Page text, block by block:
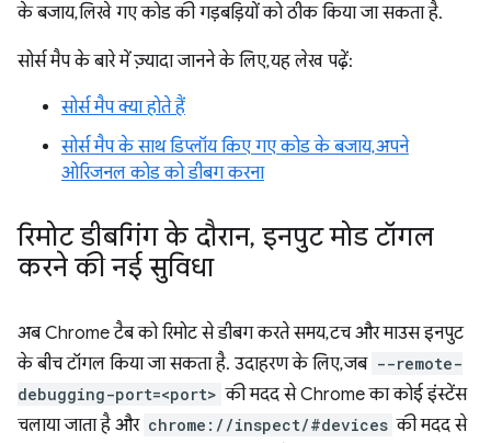
के बजाय, लिखे गए कोड की गड़बड़ियों को ठीक किया जा सकता है.
सोर्स मैप के बारे में ज़्यादा जानने के लिए, यह लेख पढ़ें:
सोर्स मैप क्या होते हैं
सोर्स मैप के साथ डिप्लॉय किए गए कोड के बजाय, अपने
ओरिजनल कोड को डीबग करना
रिमोट डीबगिंग के दौरान, इनपुट मोड टॉगल
करने की नई सुविधा
अब Chrome टैब को रिमोट से डीबग करते समय, टच और माउस इनपुट
के बीच टॉगल किया जा सकता है. उदाहरण के लिए, जब --remote-
debugging-port=<port> की मदद से Chrome का कोई इंस्टेंस
चलाया जाता है और chrome://inspect/#devices की मदद से